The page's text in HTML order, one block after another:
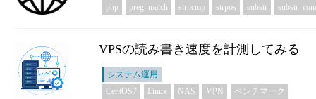
php preg_match strncmp strpos substr
VPSの読み書き速度を計測してみる
システム運用
CentOS7 Linux NAS VPN ベンチマーク